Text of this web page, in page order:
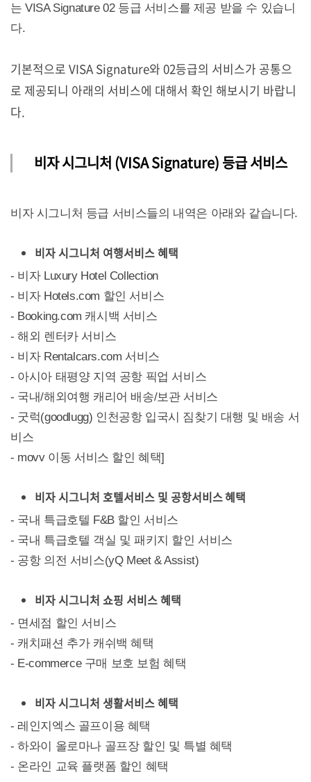
는 VISA Signature 02 등급 서비스를 제공 받을 수 있습니
다.
기본적으로 VISA Signature와 02등급의 서비스가 공통으
로 제공되니 아래의 서비스에 대해서 확인 해보시기 바랍니
다.
비자 시그니처 (VISA Signature) 등급 서비스
비자 시그니처 등급 서비스들의 내역은 아래와 같습니다.
비자 시그니처 여행서비스 혜택
- 비자 Luxury Hotel Collection
- 비자 Hotels.com 할인 서비스
- Booking.com 캐시백 서비스
- 해외 렌터카 서비스
- 비자 Rentalcars.com 서비스
- 아시아 태평양 지역 공항 픽업 서비스
- 국내/해외여행 캐리어 배송/보관 서비스
- 굿럭(goodlugg) 인천공항 입국시 짐찾기 대행 및 배송 서
비스
- movv 이동 서비스 할인 혜택]
비자 시그니처 호텔서비스 및 공항서비스 혜택
- 국내 특급호텔 F&B 할인 서비스
- 국내 특급호텔 객실 및 패키지 할인 서비스
- 공항 의전 서비스(yQ Meet & Assist)
비자 시그니처 쇼핑 서비스 혜택
- 면세점 할인 서비스
- 캐치패션 추가 캐쉬백 혜택
- E-commerce 구매 보호 보험 혜택
비자 시그니처 생활서비스 혜택
- 레인지엑스 골프이용 혜택
- 하와이 올로마나 골프장 할인 및 특별 혜택
- 온라인 교육 플랫폼 할인 혜택